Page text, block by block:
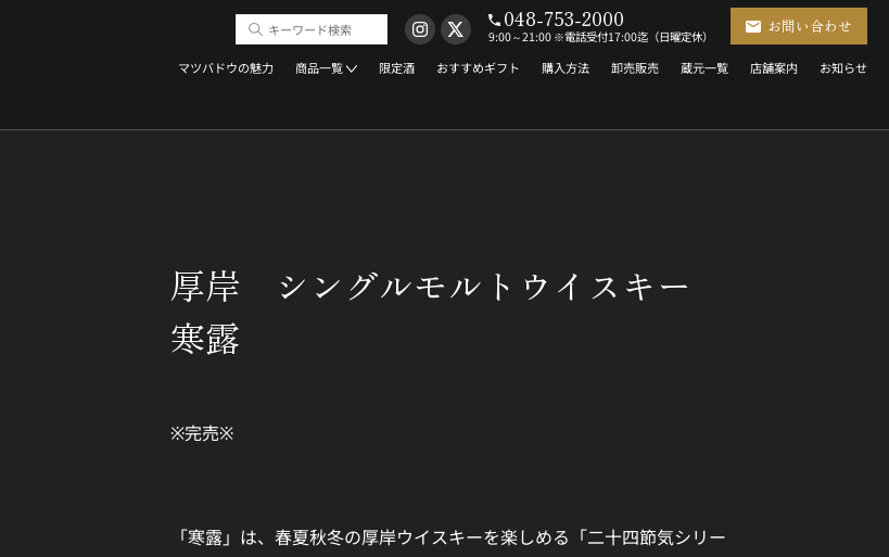
048-753-2000
9:00～21:00 ※電話受付17:00迄（日曜定休）
お問い合わせ
マツバドウの魅力 商品一覧 限定酒 おすすめギフト 購入方法 卸売販売 蔵元一覧 店舗案内 お知らせ
厚岸 シングルモルトウイスキー
寒露
※完売※
「寒露」は、春夏秋冬の厚岸ウイスキーを楽しめる「二十四節気シリー